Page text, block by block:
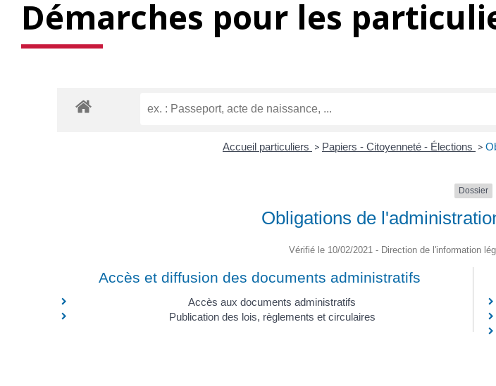
Démarches pour les
Accueil particuliers > Papiers - Citoyenneté - Élections >
Dossier
Obligations de
Vérifié le 10/02/2021 - Direction de l'information
Accès et diffusion des documents administratifs
Accès aux documents administratifs
Publication des lois, règlements et circulaires